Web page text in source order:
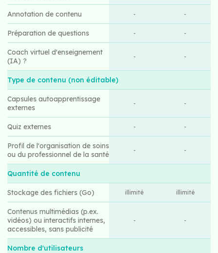
Annotation de contenu - -
Préparation de questions - -
Coach virtuel d'enseignement
(IA) ?
- -
Type de contenu (non éditable)
Capsules autoapprentissage
externes
- -
Quiz externes - -
Profil de l'organisation de soins
ou du professionnel de la santé
- -
Quantité de contenu
Stockage des fichiers (Go) illimité illimité
Contenus multimédias (p.ex.
vidéos) ou interactifs internes,
accessibles, sans publicité
- -
Nombre d'utilisateurs